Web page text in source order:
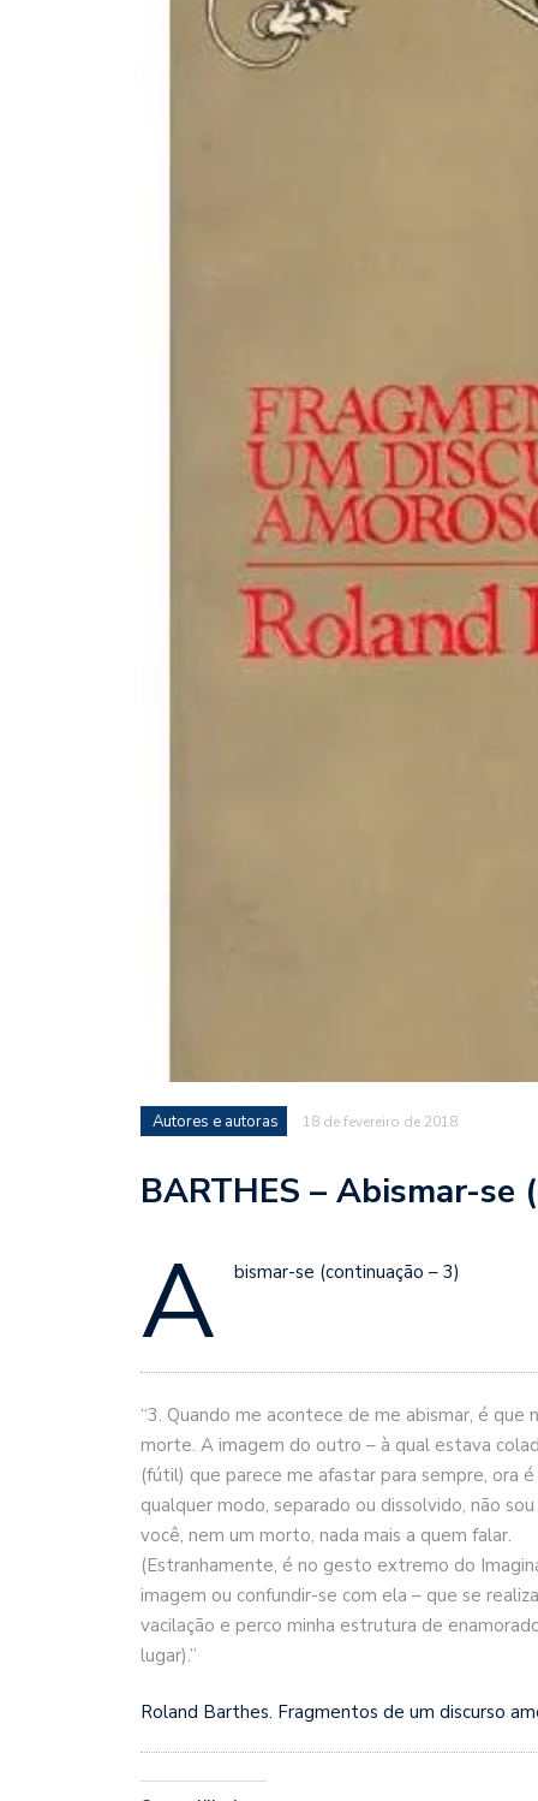
Autores e autoras 18 de fevereiro de 2018
BARTHES – Abismar-se
A bismar-se (continuação – 3)
“3. Quando me acontece de me abismar, é
morte. A imagem do outro – à qual estava
(fútil) que parece me afastar para sempre, ora
qualquer modo, separado ou dissolvido, não
você, nem um morto, nada mais a quem falar.
(Estranhamente, é no gesto extremo do
imagem ou confundir-se com ela – que se
vacilação e perco minha estrutura de
lugar).”
Roland Barthes. Fragmentos de um discurso